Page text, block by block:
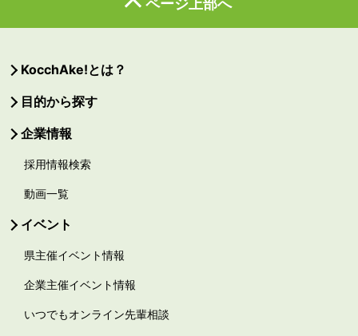
ページ上部へ
KocchAke!とは？
目的から探す
企業情報
採用情報検索
動画一覧
イベント
県主催イベント情報
企業主催イベント情報
いつでもオンライン先輩相談